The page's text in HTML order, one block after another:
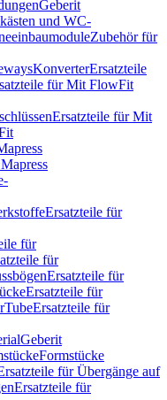
Geberit
und WC-
Zubehör für
KonverterErsatzteile
für Mit FlowFit
Ersatzteile für Mit
Ersatzteile für
für
für
Ersatzteile für
Ersatzteile für
Ersatzteile für
Geberit
Formstücke
für Übergänge auf
Ersatzteile für